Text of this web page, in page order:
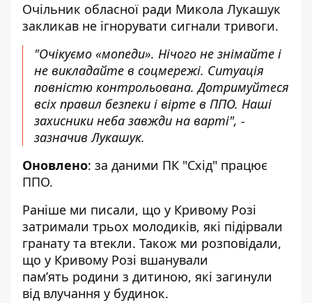
Очільник обласної ради Микола Лукашук
закликав не ігнорувати сигнали тривоги.
"Очікуємо «мопеди». Нічого не знімайте і
не викладайте в соцмережі. Ситуація
повністю контрольована. Дотримуйтеся
всіх правил безпеки і вірте в ППО. Наші
захисники неба завжди на варті", -
зазначив Лукашук.
Оновлено: за даними ПК "Схід" працює
ППО.
Раніше ми писали, що у Кривому Розі
затримали трьох молодиків, які підірвали
гранату та втекли. Також ми розповідали,
що у Кривому Розі вшанували
пам’ять родини з дитиною, які загинули
від влучання у будинок.